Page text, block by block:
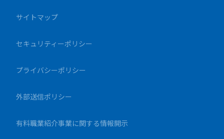
サイトマップ
セキュリティーポリシー
プライバシーポリシー
外部送信ポリシー
有料職業紹介事業に関する情報開示